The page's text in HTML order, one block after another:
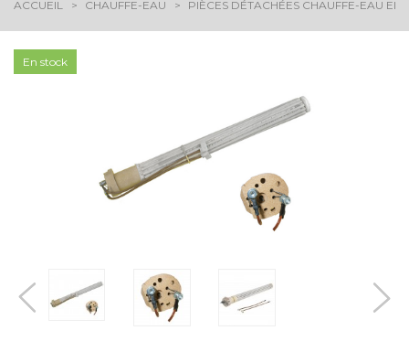
ACCUEIL CHAUFFE-EAU PIÈCES DÉTACHÉES CHAUFFE-EAU
En stock